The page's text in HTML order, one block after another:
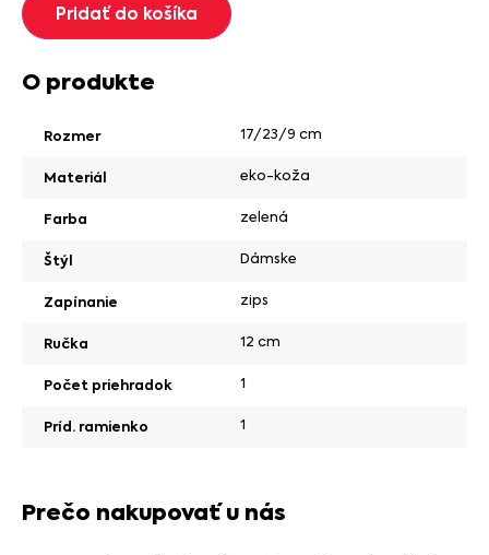
Pridať do košíka
O produkte
Rozmer 17/23/9 cm
Materiál eko-koža
Farba zelená
Štýl Dámske
Zapínanie zips
Ručka 12 cm
Počet priehradok 1
Príd. ramienko 1
Prečo nakupovať u nás